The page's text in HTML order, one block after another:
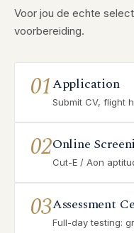
Voor jou de echte
voorbereiding.
01Application
Submit CV, flight
02Online
Cut-E / Aon
03Assessment
Full-day testing: